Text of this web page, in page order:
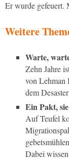
Er wurde gefeuert.
Weitere
Warte,
Zehn Jahre
von Lehman
dem
Ein Pakt,
Auf Teufel
Dabei